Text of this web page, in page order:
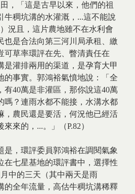
，「這是古早以來，他們的祖
牛稠坑溝的水灌溉，...這不能說
況且，這片農地雖不在水利會
也是合法向第三河川局承租、繳
可草率環評在先、瞥清責任在
是灌排兩用的渠道，是孕育大甲
的事實。郭鴻裕氣憤地說：「全
有40萬是非灌區，那你說這40萬
嗎？連雨水都不能接，水溝水都
，農民還是要活，何況他已經活
來的，...。」（P.82）
是，環評委員郭鴻裕在調閱氣象
在七星基地的環評書中，選擇性
中的三天（其中兩天是雨
的全年流量，高估牛稠坑溝稀釋